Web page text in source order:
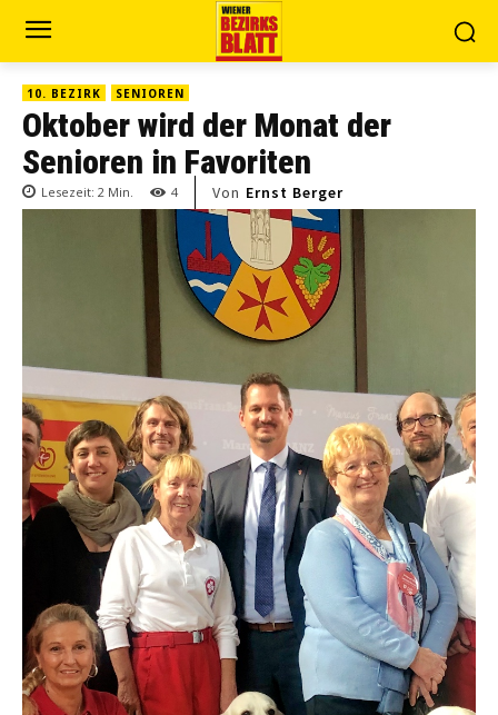
10. BEZIRK SENIOREN
Oktober wird der Monat der
Senioren in Favoriten
Lesezeit: 2 Min. 4 Von Ernst Berger